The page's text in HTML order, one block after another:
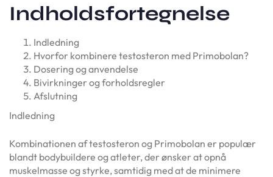
Indholdsfortegnelse
Indledning
Hvorfor kombinere testosteron med Primobolan?
Dosering og anvendelse
Bivirkninger og forholdsregler
Afslutning
Indledning
Kombinationen af testosteron og Primobolan er populær
blandt bodybuildere og atleter, der ønsker at opnå
muskelmasse og styrke, samtidig med at de minimere